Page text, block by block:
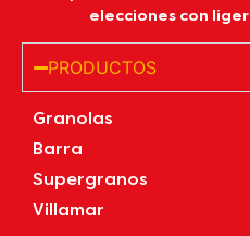
elecciones con
PRODUCTOS
Granolas
Barra
Supergranos
Villamar